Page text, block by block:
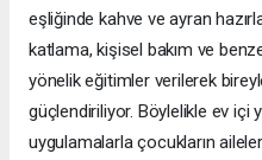
eşliğinde kahve ve ayran
katlama, kişisel bakım ve
yönelik eğitimler verilerek
güçlendiriliyor. Böylelikle ev içi
uygulamalarla çocukların